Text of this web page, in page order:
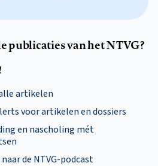
publicaties van het NTVG?
artikelen
voor artikelen en dossiers
en nascholing mét
de NTVG-podcast